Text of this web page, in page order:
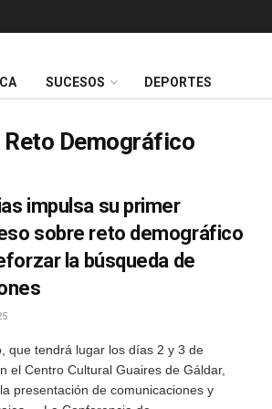
SUCESOS DEPORTES
Demográfico
impulsa su primer
sobre reto demográfico
la búsqueda de
que tendrá lugar los días 2 y 3 de
el Centro Cultural Guaires de Gáldar,
presentación de comunicaciones y